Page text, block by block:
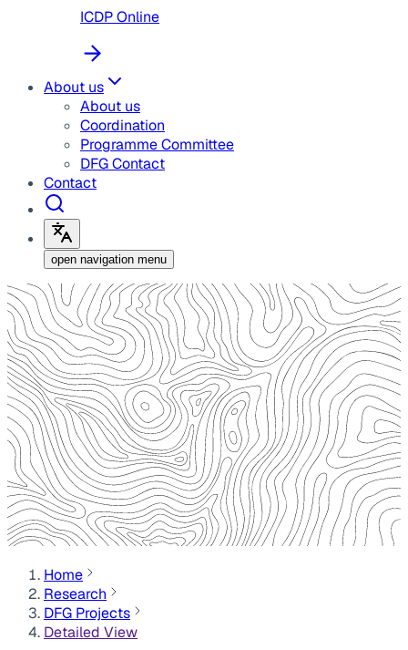
ICDP Online
About us
About us
Coordination
Programme Committee
DFG Contact
Contact
open navigation menu
Home
Research
DFG Projects
Detailed View